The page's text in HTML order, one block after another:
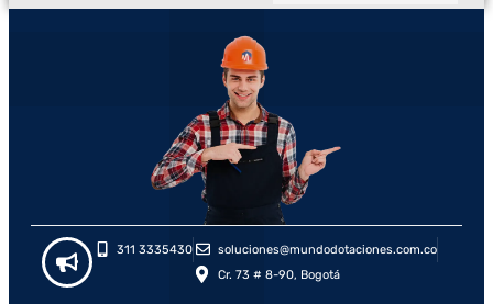
311 3335430
soluciones@mundodotaciones.com.co
Cr. 73 # 8-90, Bogotá